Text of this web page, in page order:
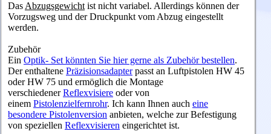
Das Abzugsgewicht ist nicht variabel. Allerdings können der
Vorzugsweg und der Druckpunkt vom Abzug eingestellt
werden.
Zubehör
Ein Optik- Set könnten Sie hier gerne als Zubehör bestellen.
Der enthaltene Präzisionsadapterpasst an Luftpistolen HW 45
oder HW 75 und ermöglich die Montage
verschiedenerReflexvisiere oder von
einem Pistolenzielfernrohr. Ich kann Ihnen auch eine
besondere Pistolenversion anbieten, welche zur Befestigung
von speziellen Reflexvisieren eingerichtet ist.